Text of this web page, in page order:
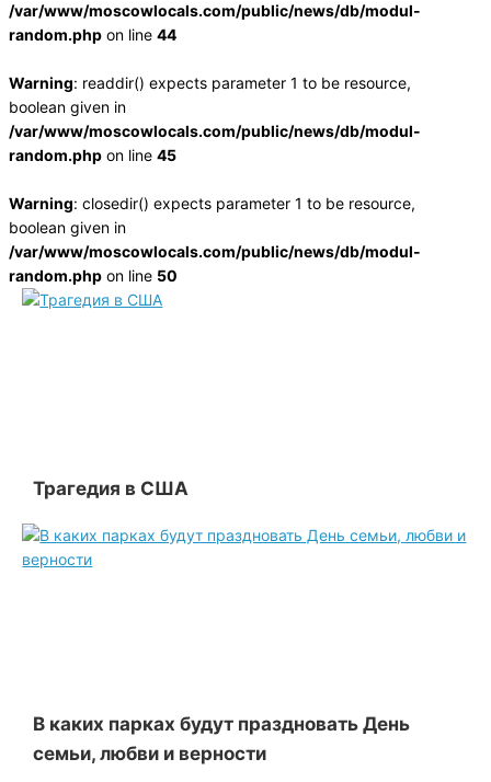
/var/www/moscowlocals.com/public/news/db/modul-
random.phpon line 44
Warning: readdir() expects parameter 1 to be resource,
boolean given in
/var/www/moscowlocals.com/public/news/db/modul-
random.phpon line 45
Warning: closedir() expects parameter 1 to be resource,
boolean given in
/var/www/moscowlocals.com/public/news/db/modul-
random.phpon line 50
Трагедия в США
В каких парках будут праздновать День
семьи, любви и верности